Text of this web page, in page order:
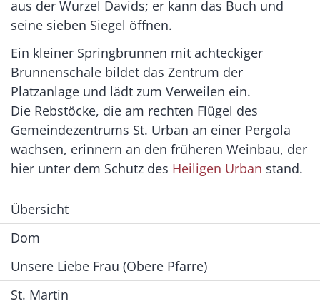
aus der Wurzel Davids; er kann das Buch und
seine sieben Siegel öffnen.
Ein kleiner Springbrunnen mit achteckiger
Brunnenschale bildet das Zentrum der
Platzanlage und lädt zum Verweilen ein.
Die Rebstöcke, die am rechten Flügel des
Gemeindezentrums St. Urban an einer Pergola
wachsen, erinnern an den früheren Weinbau, der
hier unter dem Schutz des Heiligen Urban stand.
Übersicht
Dom
Unsere Liebe Frau (Obere Pfarre)
St. Martin